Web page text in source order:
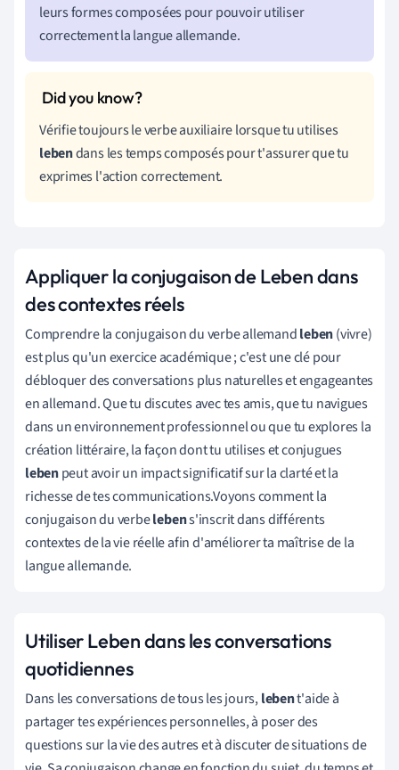
leurs formes composées pour pouvoir utiliser
correctement la langue allemande.
Vérifie toujours le verbe auxiliaire lorsque tu utilises
lebendans les temps composés pour t'assurer que tu
exprimes l'action correctement.
Appliquer la conjugaison de Leben dans
des contextes réels
Comprendre la conjugaison du verbe allemandleben(vivre)
est plus qu'un exercice académique ; c'est une clé pour
débloquer des conversations plus naturelles et engageantes
en allemand. Que tu discutes avec tes amis, que tu navigues
dans un environnement professionnel ou que tu explores la
création littéraire, la façon dont tu utilises et conjugues
lebenpeut avoir un impact significatif sur la clarté et la
richesse de tes communications.Voyons comment la
conjugaison du verbelebens'inscrit dans différents
contextes de la vie réelle afin d'améliorer ta maîtrise de la
langue allemande.
Utiliser Leben dans les conversations
quotidiennes
Dans les conversations de tous les jours,lebent'aide à
partager tes expériences personnelles, à poser des
questions sur la vie des autres et à discuter de situations de